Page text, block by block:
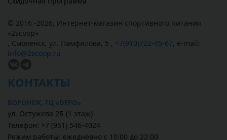
© 2016 -2026, Интернет-магазин спортивного питания
«2scoop»
, Смоленск, ул. Памфилова, 5 , +7(910)722-45-67, e-mail:
info@2scoop.ru
КОНТАКТЫ
ВОРОНЕЖ, ТЦ «DEPO»
ул. Остужева 2Б (1 этаж)
Телефон: +7 (951) 546-4024
Режим работы: ежедневно с 10:00 до 22:00